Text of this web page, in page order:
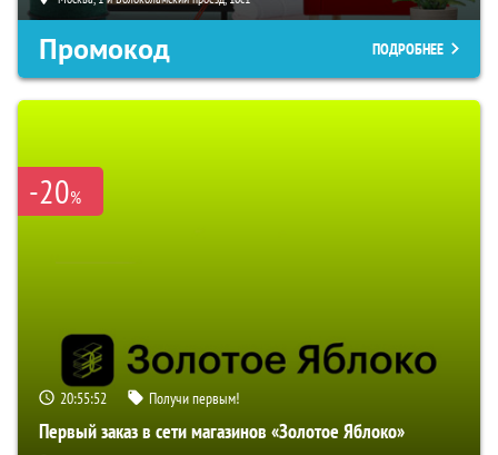
Промокод ПОДРОБНЕЕ
-20%
20:55:51 Получи первым!
Первый заказ в сети магазинов «Золотое Яблоко»